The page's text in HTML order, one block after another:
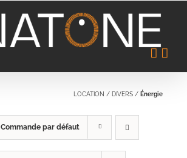
LOCATION / DIVERS / Énergie
Commande par défaut